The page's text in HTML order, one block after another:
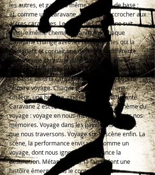
les autres, et garde la même structure de base ;
et, comme une caravane, elle peut s'accrocher aux
autres caravanes. Le projet des Caravane suit
ainsi le même chemin. Néanmoins, chaque
Caravane change avec les protagonistes qui la
rejoignent et connaît une destination différente.
Comme une caravane dans un désert: elle est
sans repère dans le temps et dans l'espace. Ce qui
se passe dans la caravane est l'histoire, et cette
histoire voyage. Chaque pièce est ainsi une
couleur, une histoire, une destination différente.
Caravane 2 est tourné vers les duos et le thème du
voyage : voyage en nous-même. Voyage dans nos
mémoires. Voyage dans les pays, dans les lieux
que nous traversons. Voyage sur la scène enfin. La
scène, la performance envisagée comme un
voyage, dont nous ignorons par avance la
destination. Métaphore sur la façon dont une
histoire émerge dans le contexte d’une